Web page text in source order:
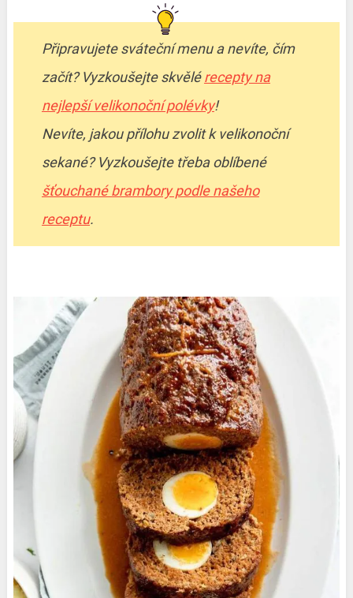
Připravujete sváteční menu a nevíte, čím
začít? Vyzkoušejte skvělérecepty na
nejlepší velikonoční polévky!
Nevíte, jakou přílohu zvolit k velikonoční
sekané? Vyzkoušejte třeba oblíbené
šťouchané brambory podle našeho
receptu.